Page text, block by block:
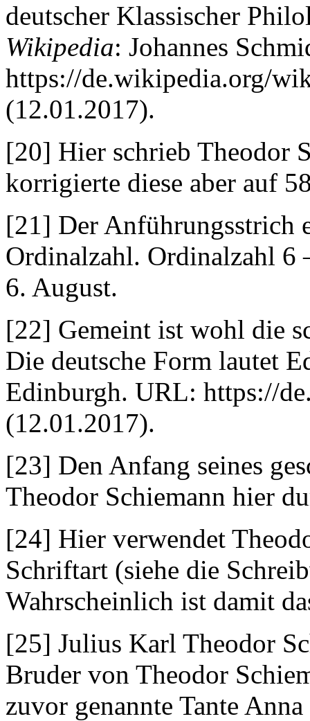
deutscher Klassischer
Wikipedia: Johannes
https://de.wikipedia.org/
(12.01.2017).
[20] Hier schrieb Theodor
korrigierte diese aber auf
[21] Der Anführungsstrich
Ordinalzahl. Ordinalzahl 6
6. August.
[22] Gemeint ist wohl die
Die deutsche Form lautet
Edinburgh. URL: https://
(12.01.2017).
[23] Den Anfang seines
Theodor Schiemann hier
[24] Hier verwendet
Schriftart (siehe die
Wahrscheinlich ist damit
[25] Julius Karl Theodor
Bruder von Theodor
zuvor genannte Tante